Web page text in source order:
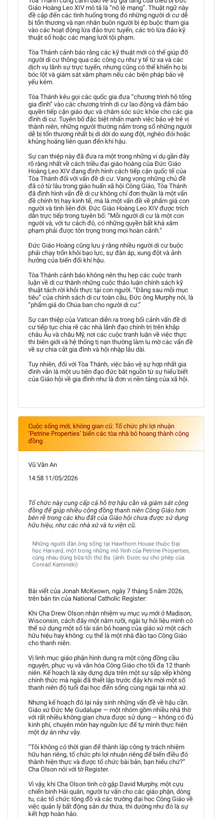
Giáo Hoàng Leo XIV mô tả là “nô lệ mạng”. Thuật ngữ này
đề cập đến các tình huống trong đó những người di cư dễ
bị tổn thương và nạn nhân buôn người bị ép buộc tham gia
vào các hoạt động lừa đảo trực tuyến, các trò lừa đảo kỹ
thuật số hoặc các mạng lưới tội phạm.
Tòa Thánh cảnh báo rằng các kỹ thuật mới có thể giúp đỡ
người di cư thông qua các công cụ như y tế từ xa và các
dịch vụ lãnh sự trực tuyến, nhưng cũng có thể khiến họ bị
bóc lột và giám sát xâm phạm nếu các biện pháp bảo vệ
yếu kém.
Tòa Thánh kêu gọi các quốc gia đưa “chương trình hộ tống
gia đình” vào các chương trình di cư lao động và đảm bảo
quyền tiếp cận giáo dục và chăm sóc sức khỏe cho các gia
đình di cư. Tuyên bố đặc biệt nhấn mạnh việc bảo vệ trẻ vị
thành niên, những người thường nằm trong số những người
dễ bị tổn thương nhất bị di dời do xung đột, nghèo đói hoặc
khủng hoảng liên quan đến khí hậu.
Sự can thiệp này đã đưa ra một trong những ví dụ gần đây
rõ ràng nhất về cách triều đại giáo hoàng của Đức Giáo
Hoàng Leo XIV đang định hình cách tiếp cận quốc tế của
Tòa Thánh đối với vấn đề di cư. Vang vọng những chủ đề
đã có từ lâu trong giáo huấn xã hội Công Giáo, Tòa Thánh
đã định hình vấn đề di cư không chỉ đơn thuần là một vấn
đề chính trị hay kinh tế, mà là một vấn đề về phẩm giá con
người và tình liên đới. Đức Giáo Hoàng Leo XIV được trích
dẫn trực tiếp trong tuyên bố: “Mỗi người di cư là một con
người và, với tư cách đó, có những quyền bất khả xâm
phạm phải được tôn trọng trong mọi hoàn cảnh.”
Đức Giáo Hoàng cũng lưu ý rằng nhiều người di cư buộc
phải chạy trốn khỏi bạo lực, sự đàn áp, xung đột và ảnh
hưởng của biến đổi khí hậu.
Tòa Thánh cảnh báo không nên thu hẹp các cuộc tranh
luận về di cư thành những cuộc thảo luận chính sách kỹ
thuật tách rời khỏi thực tại con người. “Đằng sau mỗi mục
tiêu” của chính sách di cư toàn cầu, Đức ông Murphy nói, là
“phẩm giá do Chúa ban cho người di cư.”
Sự can thiệp của Vatican diễn ra trong bối cảnh vấn đề di
cư tiếp tục chia rẽ các nhà lãnh đạo chính trị trên khắp
châu Âu và châu Mỹ, nơi các cuộc tranh luận về việc thực
thi biên giới và hệ thống tị nạn thường làm lu mờ các vấn đề
về sự chia cắt gia đình và hội nhập lâu dài.
Tuy nhiên, đối với Tòa Thánh, việc bảo vệ sự hợp nhất gia
đình vẫn là một ưu tiên đạo đức bắt nguồn từ sự hiểu biết
của Giáo hội về gia đình như là đơn vị nền tảng của xã hội.
Cuộc sống mới, không gian cũ: Tổ chức phi lợi nhuận
‘Petrine Properties’ biến các tòa nhà bỏ hoang thành cộng
đồng
Vũ Văn An
14:58 11/05/2026
Tổ chức này cung cấp cả hỗ trợ hậu cần và giám sát cộng
đồng để giúp nhiều cộng đồng thanh niên Công Giáo hơn
bén rễ trong các khu đất của Giáo hội chưa được sử dụng
hữu hiệu, như các nhà xứ và tu viện cũ.
Những người đàn ông sống tại Hawthorn House thuộc Đại
học Harvard, một trong những mô hình của Petrine Properties,
cùng nhau dùng bữa tối thứ Ba. (ảnh: Được sự cho phép của
Conrad Kaminski)
Bài viết của Jonah McKeown, ngày 7 tháng 5 năm 2026,
trên bản tin của National Catholic Register:
Khi Cha Drew Olson nhận nhiệm vụ mục vụ mới ở Madison,
Wisconsin, cách đây một năm rưỡi, ngài tự hỏi liệu mình có
thể sử dụng một số tài sản bỏ hoang của giáo xứ một cách
hữu hiệu hay không: cụ thể là một nhà đào tạo Công Giáo
cho thanh niên.
Vị linh mục giáo phận hình dung ra một cộng đồng cầu
nguyện, phục vụ và văn hóa Công Giáo cho tối đa 12 thanh
niên. Kế hoạch là xây dựng dựa trên một sự sắp xếp không
chính thức mà ngài đã thiết lập trước đây khi mời một số
thanh niên độ tuổi đại học đến sống cùng ngài tại nhà xứ.
Nhưng kế hoạch đó lại nảy sinh những vấn đề về hậu cần.
Giáo xứ Đức Mẹ Gudalupe — một nhóm gồm nhiều nhà thờ
với rất nhiều không gian chưa được sử dụng — không có đủ
kinh phí, chuyên môn hay nguồn lực để tự mình thực hiện
một dự án như vậy.
“Tôi không có thời gian để thành lập công ty trách nhiệm
hữu hạn riêng, tổ chức phi lợi nhuận riêng để biến điều đó
thành hiện thực và được tổ chức bài bản, bạn hiểu chứ?”
Cha Olson nói với tờ Register.
Vì vậy, khi Cha Olson tình cờ gặp David Murphy, một cựu
chiến binh Hải quân, người tư vấn cho các giáo phận, dòng
tu, các tổ chức tông đồ và các trường đại học Công Giáo về
việc quản lý bất động sản dư thừa, thì dường như đó là sự
kết hợp hoàn hảo.